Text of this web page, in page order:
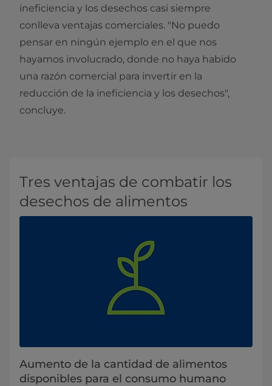
ineficiencia y los desechos casi siempre
conlleva ventajas comerciales. "No puedo
pensar en ningún ejemplo en el que nos
hayamos involucrado, donde no haya habido
una razón comercial para invertir en la
reducción de la ineficiencia y los desechos",
concluye.
Tres ventajas de combatir los
desechos de alimentos
Aumento de la cantidad de alimentos
disponibles para el consumo humano